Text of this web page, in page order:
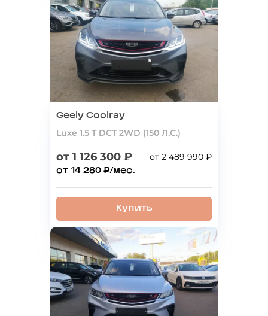
Geely Coolray
Luxe 1.5 T DCT 2WD (150 Л.С.)
от 1 126 300 ₽ от 2 489 990 ₽
от 14 280 ₽/мес.
Купить